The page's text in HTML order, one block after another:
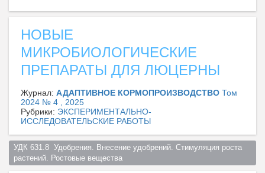
НОВЫЕ
МИКРОБИОЛОГИЧЕСКИЕ
ПРЕПАРАТЫ ДЛЯ ЛЮЦЕРНЫ
Журнал: АДАПТИВНОЕ КОРМОПРОИЗВОДСТВО Том
2024 № 4 , 2025
Рубрики: ЭКСПЕРИМЕНТАЛЬНО-
ИССЛЕДОВАТЕЛЬСКИЕ РАБОТЫ
УДК 631.8  Удобрения. Внесение удобрений. Стимуляция роста
растений. Ростовые вещества